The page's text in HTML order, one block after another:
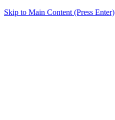
Skip to Main Content (Press Enter)